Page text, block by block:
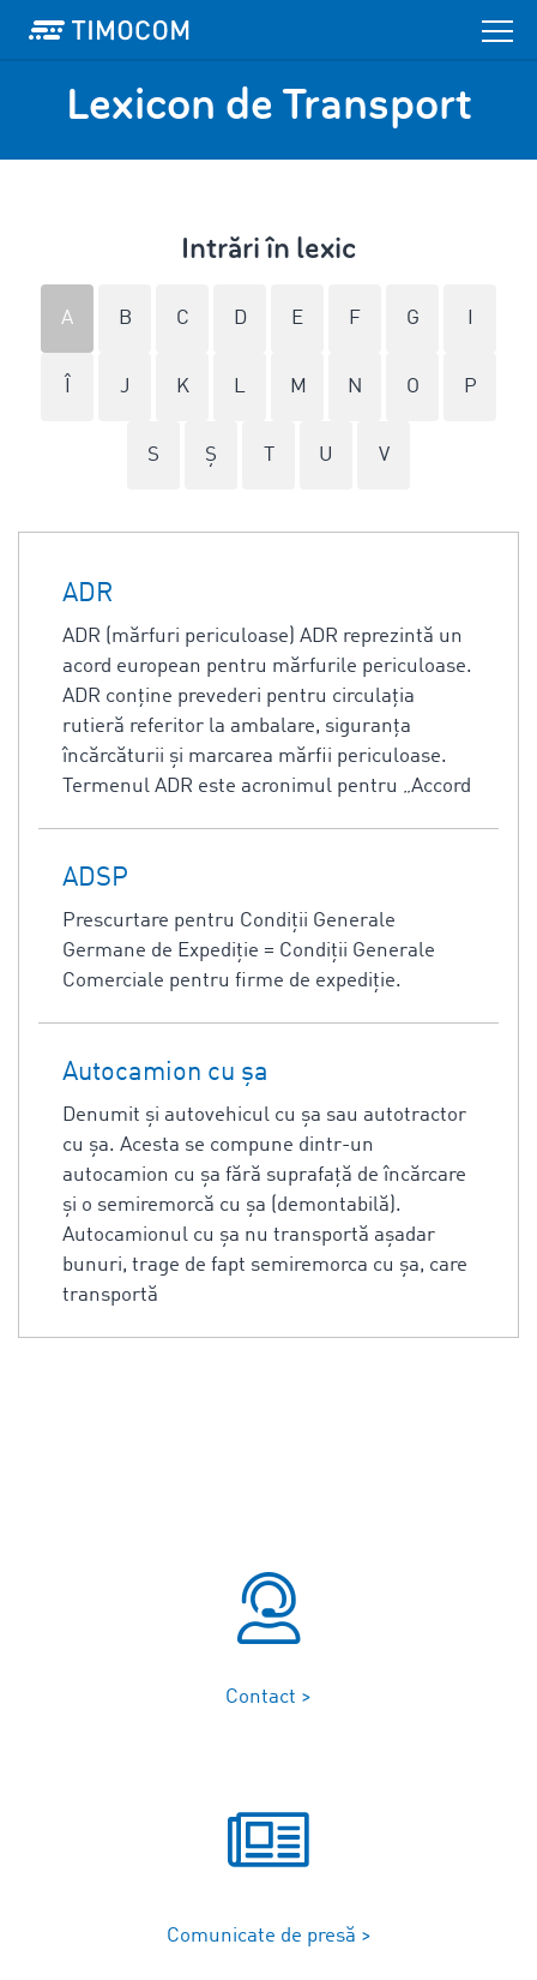
Lexicon de Transport
Intrări în lexic
A B C D E F G
J K L M N O P
S Ş U V
ADR
ADR (mărfuri periculoase) ADR reprezintă un
acord european pentru mărfurile periculoase.
ADR conține prevederi pentru circulația
rutieră referitor la ambalare, siguranța
încărcăturii şi marcarea mărfii periculoase.
Termenul ADR este acronimul pentru „Accord
ADSP
Prescurtare pentru Condiţii Generale
Germane de Expediţie = Condiţii Generale
Comerciale pentru firme de expediţie.
Autocamion cu şa
Denumit şi autovehicul cu şa sau autotractor
cu şa. Acesta se compune dintr-un
autocamion cu şa fără suprafaţă de încărcare
şi o semiremorcă cu şa (demontabilă).
Autocamionul cu şa nu transportă aşadar
bunuri, trage de fapt semiremorca cu şa, care
transportă
Contact >
Comunicate de presă >